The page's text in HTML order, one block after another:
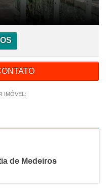
IMÓVEL:
de Medeiros